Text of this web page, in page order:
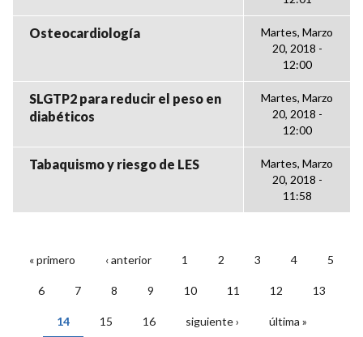
Osteocardiología
Martes, Marzo
20, 2018 -
12:00
SLGTP2 para reducir el peso en
diabéticos
Martes, Marzo
20, 2018 -
12:00
Tabaquismo y riesgo de LES
Martes, Marzo
20, 2018 -
11:58
PÁGINAS
« primero ‹ anterior 1 2 3 4 5
6 7 8 9 10 11 12 13
14 15 16 siguiente › última »